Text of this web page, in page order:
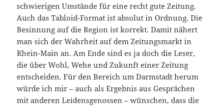
schwierigen Umstände für eine recht gute Zeitung.
Auch das Tabloid-Format ist absolut in Ordnung. Die
Besinnung auf die Region ist korrekt. Damit nähert
man sich der Wahrheit auf dem Zeitungsmarkt in
Rhein-Main an. Am Ende sind es ja doch die Leser,
die über Wohl, Wehe und Zukunft einer Zeitung
entscheiden. Für den Bereich um Darmstadt herum
würde ich mir – auch als Ergebnis aus Gesprächen
mit anderen Leidensgenossen – wünschen, dass die